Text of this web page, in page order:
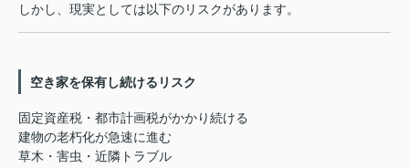
しかし、現実としては以下のリスクがあります。
空き家を保有し続けるリスク
固定資産税・都市計画税がかかり続ける
建物の老朽化が急速に進む
草木・害虫・近隣トラブル